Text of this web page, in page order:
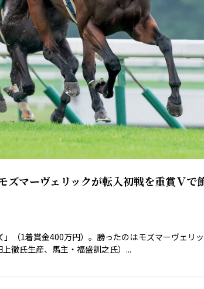
マーヴェリックが転入初戦を重賞Ｖで
（1着賞金400万円）。勝ったのはモズマーヴェリ
徹氏生産、馬主・福盛訓之氏）...